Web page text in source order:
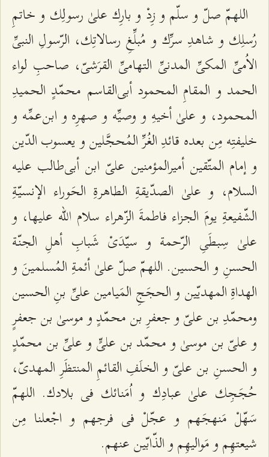
اللهمّ صلّ و سلّم و زِدْ و بارِك علیٰ رسولِك و خاتمِ
رُسلِك و شاهدِ سرِّك و مُبلِّغِ رسالاتِك، الرّسولِ النبیِّ
الاُمیِّ المكیِّ المدنیِّ التهامیِّ القرَشیّ، صاحبِ لواء
الحمد و المقامِ المحمود أبی‌القاسم محمّدٍ الحمیدِ
المحمود، و علیٰ أخیهِ و وصیِّه و صهرِه و ابن‌عمِّه و
خلیفتِه مِن بعده قائدِ الغُرِّ المُحجَّلین و یعسوب الدّین
و إمام المتّقین أمیرالمؤمنین علیّ ابن أبی‌طالب علیه
السلام، و علیٰ الصدّیقةِ الطاهرةِ الحَوراء الإنسیّةِ
الشّفیعةِ یومَ الجزاء فاطمةَ الزّهراء سلام الله علیها، و
علیٰ سِبطَیِ الرّحمة و سیّدَیْ شَبابِ أهلِ الجنّة
الحسنِ و الحسین. اللهمّ صلّ علیٰ أئمةِ المُسلمینَ و
الهداةِ المهدیّین و الحجَجِ المَیامین علیِّ بنِ الحسین
ومحمّدِ بن علیّ و جعفرِ بن محمّدٍ و موسیٰ بن جعفرٍ
و علیّ بن موسیٰ و محمّد بن علیٍّ و علیِّ بن محمّدٍ
و الحسنِ بن علیّ و الخلَفِ القائمِ المنتظَرِ المهدیّ،
حُجَجِك علیٰ عبادِك و اُمَنائك فی بلادك. اللهمّ
سَهّلْ مَنهجَهم و عجّلْ فی فرجهم و اجْعلنا مِن
شیعتهِم و مَوالیهِم و الذّابّین عنهم.